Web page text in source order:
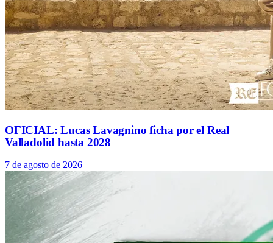
OFICIAL: Lucas Lavagnino ficha por el Real
Valladolid hasta 2028
7 de agosto de 2026